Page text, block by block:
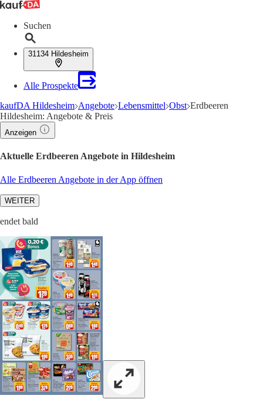
Suchen
31134 Hildesheim
Alle Prospekte
kaufDA Hildesheim Angebote Lebensmittel Obst Erdbeeren
Hildesheim: Angebote & Preis
Anzeigen
Aktuelle Erdbeeren Angebote in Hildesheim
Alle Erdbeeren Angebote in der App öffnen
WEITER
endet bald